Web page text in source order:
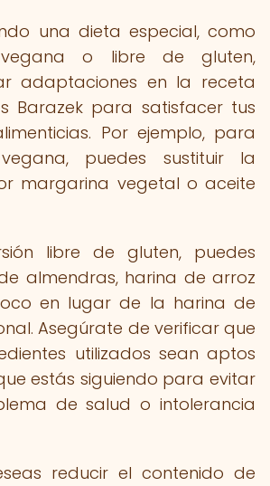
una dieta especial, como
vegana o libre de gluten,
adaptaciones en la receta
Barazek para satisfacer tus
Por ejemplo, para
puedes sustituir la
margarina vegetal o aceite
libre de gluten, puedes
almendras, harina de arroz
en lugar de la harina de
Asegúrate de verificar que
utilizados sean aptos
estás siguiendo para evitar
de salud o intolerancia
reducir el contenido de